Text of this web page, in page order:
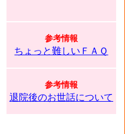
参考情報
ちょっと難しいＦＡＱ
参考情報
退院後のお世話について